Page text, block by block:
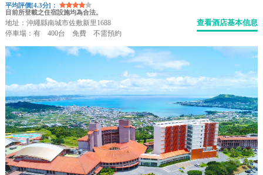
平均評價[4.3分]：
目前所登載之住宿設施均為合法。
地址：沖繩縣南城市佐敷新里1688
停車場：有 400台 免費 不需預約
查看酒店基本信息